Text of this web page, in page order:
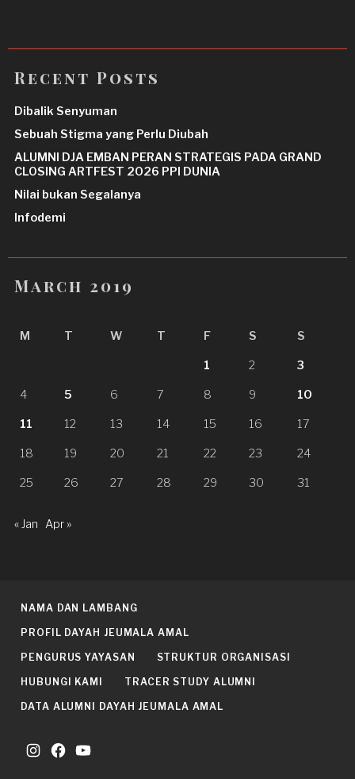
Recent Posts
Dibalik Senyuman
Sebuah Stigma yang Perlu Diubah
ALUMNI DJA EMBAN PERAN STRATEGIS PADA GRAND
CLOSING ARTFEST 2026 PPI DUNIA
Nilai bukan Segalanya
Infodemi
March 2019
M T W T F S S
1 2 3
4 5 6 7 8 9 10
11 12 13 14 15 16 17
18 19 20 21 22 23 24
25 26 27 28 29 30 31
« Jan Apr »
NAMA DAN LAMBANG
PROFIL DAYAH JEUMALA AMAL
PENGURUS YAYASAN STRUKTUR ORGANISASI
HUBUNGI KAMI TRACER STUDY ALUMNI
DATA ALUMNI DAYAH JEUMALA AMAL
Instagram
FacebookYouTube